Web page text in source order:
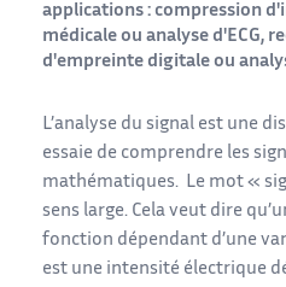
applications : compression
médicale ou analyse d'ECG,
d'empreinte digitale ou
L’analyse du signal est une
essaie de comprendre les
mathématiques. Le mot «
sens large. Cela veut dire
fonction dépendant d’une
est une intensité électrique